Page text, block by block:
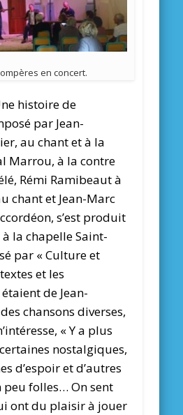
en concert.
histoire de
par Jean-
au chant et à la
Marrou, à la contre
Rémi Ramibeaut à
chant et Jean-Marc
s’est produit
la chapelle Saint-
par « Culture et
et les
de Jean-
chansons diverses,
« Y a plus
nostalgiques,
d’espoir et d’autres
folles… On sent
ont du plaisir à jouer